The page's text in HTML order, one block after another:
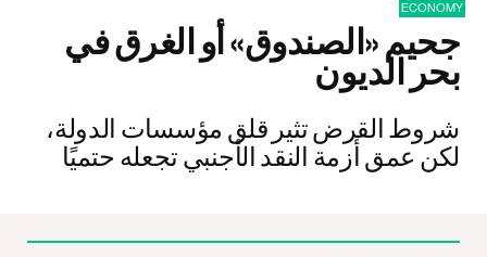
ECONOMY
جحيم «الصندوق» أو الغرق في
بحر الديون
شروط القرض تثير قلق مؤسسات الدولة،
لكن عمق أزمة النقد الأجنبي تجعله حتميًا